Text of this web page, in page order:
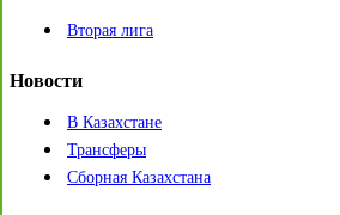
Вторая лига
Новости
В Казахстане
Трансферы
Сборная Казахстана